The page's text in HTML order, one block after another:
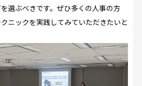
選ぶべきです。ぜひ多くの人事の方
ニックを実践してみていただきたいと